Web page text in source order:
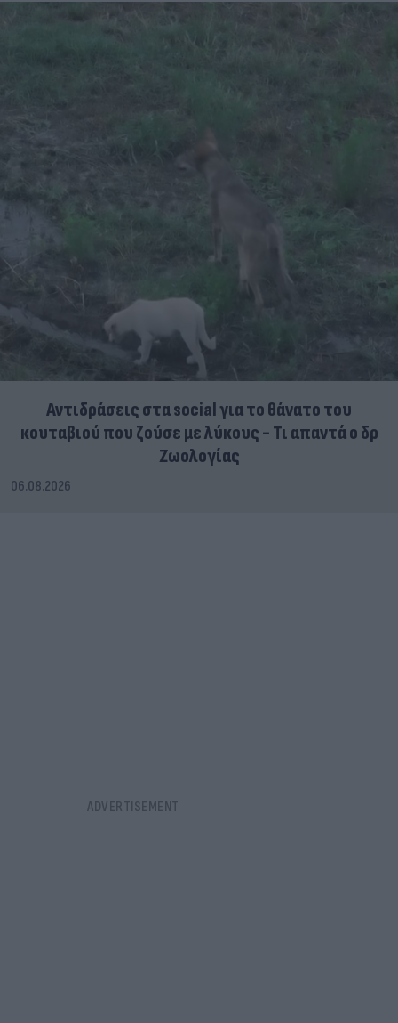
Αντιδράσεις στα social για το θάνατο του
κουταβιού που ζούσε με λύκους - Τι απαντά ο δρ
Ζωολογίας
06.08.2026